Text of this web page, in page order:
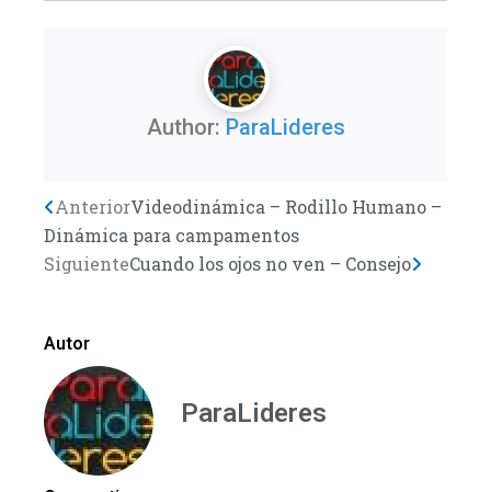
Author: ParaLideres
Previo
AnteriorVideodinámica – Rodillo Humano –
Dinámica para campamentos
SiguienteCuando los ojos no ven – Consejo
Next
Autor
ParaLideres